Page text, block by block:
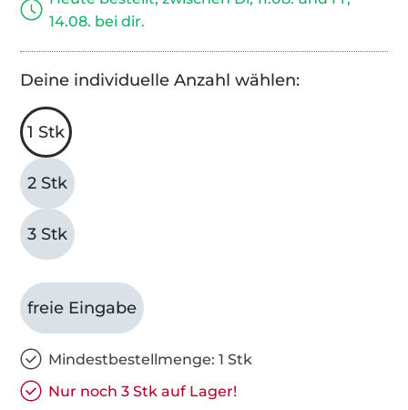
14.08. bei dir.
Deine individuelle Anzahl wählen:
1 Stk
2 Stk
3 Stk
freie Eingabe
Mindestbestellmenge: 1 Stk
Nur noch 3 Stk auf Lager!